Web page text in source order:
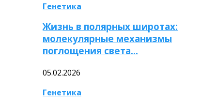
Генетика
Жизнь в полярных широтах:
молекулярные механизмы
поглощения света…
05.02.2026
Генетика